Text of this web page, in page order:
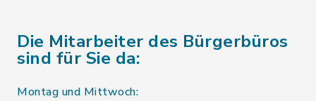
Die Mitarbeiter des Bürgerbüros
sind für Sie da:
Montag und Mittwoch: